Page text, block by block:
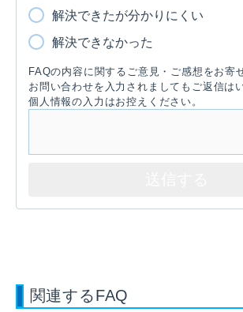
解決できたが分かりにくい
解決できなかった
FAQの内容に関するご意見・ご感想をお寄
お問い合わせを入力されましてもご返信は
個人情報の入力はお控えください。
関連するFAQ